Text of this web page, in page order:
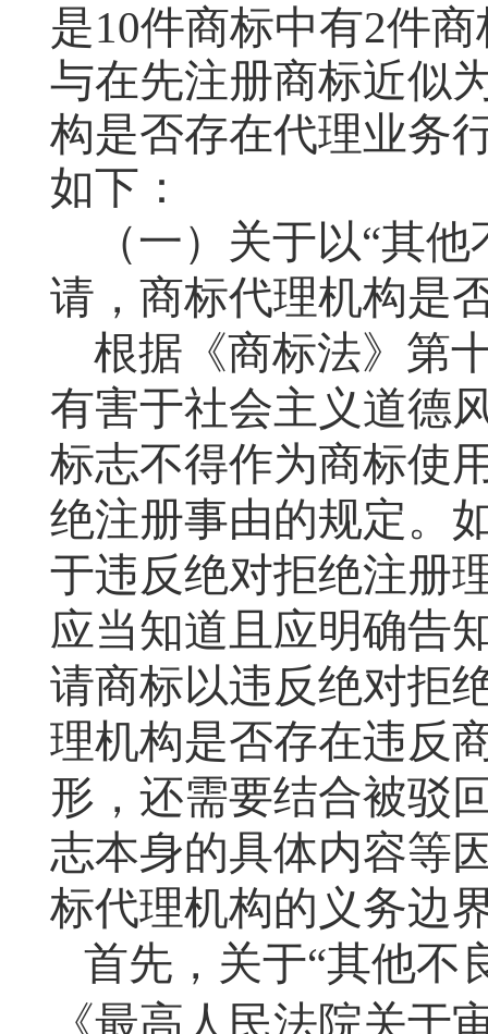
是10件商标中有2件商
与在先注册商标近似
构是否存在代理业务
如下：
（一）关于以“其
请，商标代理机构是
根据《商标法》第
有害于社会主义道德
标志不得作为商标使
绝注册事由的规定。
于违反绝对拒绝注册
应当知道且应明确告
请商标以违反绝对拒
理机构是否存在违反
形，还需要结合被驳
志本身的具体内容等
标代理机构的义务边
首先，关于“其他不
《最高人民法院关于